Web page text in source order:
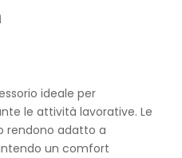
ideale per
le attività lavorative. Le
rendono adatto a
un comfort